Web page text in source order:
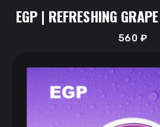
EGP | REFRESHING
560 ₽